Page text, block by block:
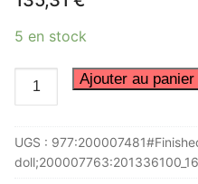
sur 5 basé
notations
client
5 en stock
quantité
de
diana
reborn
Ajouter au panier
UGS :